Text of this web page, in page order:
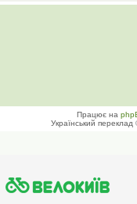
Працює на
Український